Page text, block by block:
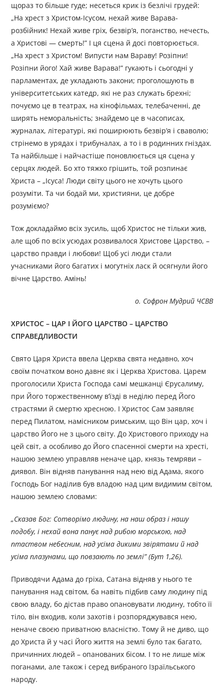
щораз то більше гуде; несеться крик із безлічі грудей:
„На хрест з Христом-Ісусом, нехай живе Варава-
розбійник! Нехай живе гріх, безвір’я, поганство, нечесть,
а Христові — смерть!” І ця сцена й досі повторюється.
„На хрест з Христом! Випусти нам Вараву! Розіпни!
Розіпни його! Хай живе Варава!” гукають і сьогодні у
парламентах, де укладають закони; проголошують в
університетських катедр, які не раз служать брехні;
почуємо це в театрах, на кінофільмах, телебаченні, де
ширять неморальність; знайдемо це в часописах,
журналах, літературі, які поширюють безвір’я і сваволю;
стрінемо в урядах і трибуналах, а то і в родинних гніздах.
Та найбільше і найчастіше поновлюється ця сцена у
серцях людей. Бо хто тяжко грішить, той розпинає
Христа – „Ісуса! Люди світу цього не хочуть цього
розуміти. Та чи бодай ми, християни, це добре
розуміємо?
Тож докладаймо всіх зусиль, щоб Христос не тільки жив,
але щоб по всіх усюдах розвивалося Христове Царство, –
царство правди і любови! Щоб усі люди стали
учасниками його багатих і могутніх ласк й осягнули його
вічне Царство. Амінь!
о. Софрон Мудрий ЧСВВ
ХРИСТОС – ЦАР І ЙОГО ЦАРСТВО – ЦАРСТВО
СПРАВЕДЛИВОСТИ
Свято Царя Христа ввела Церква свята недавно, хоч
своїм початком воно давнє як і Церква Христова. Царем
проголосили Христа Господа самі мешканці Єрусалиму,
при Його торжественному в’їзді в неділю перед Його
страстями й смертю хресною. І Христос Сам заявляє
перед Пилатом, намісником римським, що Він цар, хоч і
царство Його не з цього світу. До Христового приходу на
цей світ, а особливо до Його спасенної смерти на хресті,
нашою землею управляв неначе цар, князь темряви –
диявол. Він відняв панування над нею від Адама, якого
Господь Бог наділив був владою над цим видимим світом,
нашою землею словами:
„Сказав Бог: Сотворімо людину, на наш образ і нашу
подобу, і нехай вона панує над рибою морською, над
птаством небесним, над усіма дикими звірятами й над
усіма плазунами, що повзають по землі” (Бут 1,26).
Приводячи Адама до гріха, Сатана відняв у нього те
панування над світом, ба навіть підбив саму людину під
свою владу, бо дістав право опановувати людину, тобто її
тіло, він входив, коли захотів і розпоряджувався нею,
неначе своєю приватною власністю. Тому й не диво, що
до Христа й у часі Його життя на землі було так багато,
причинних людей – опанованих бісом. І то не лише між
поганами, але також і серед вибраного Ізраїльського
народу.